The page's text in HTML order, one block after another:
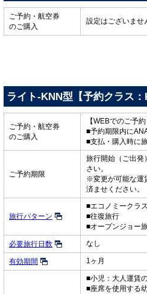
ご予約・航空券
のご購入
設定はございませ
ライト-KNN型【予約クラス
ご予約・航空券
のご購入
【WEBでのご予
■予約期限内に
■支払・購入時に
ご予約期限
旅行開始（ご出発
さい。
※変更が可能な運
済ませください。
旅行パターン
■エコノミークラ
■往復旅行
■オープンジョー
必要旅行日数 なし
有効期間 1ヶ月
■小児：大人運賃
■座席を使用する